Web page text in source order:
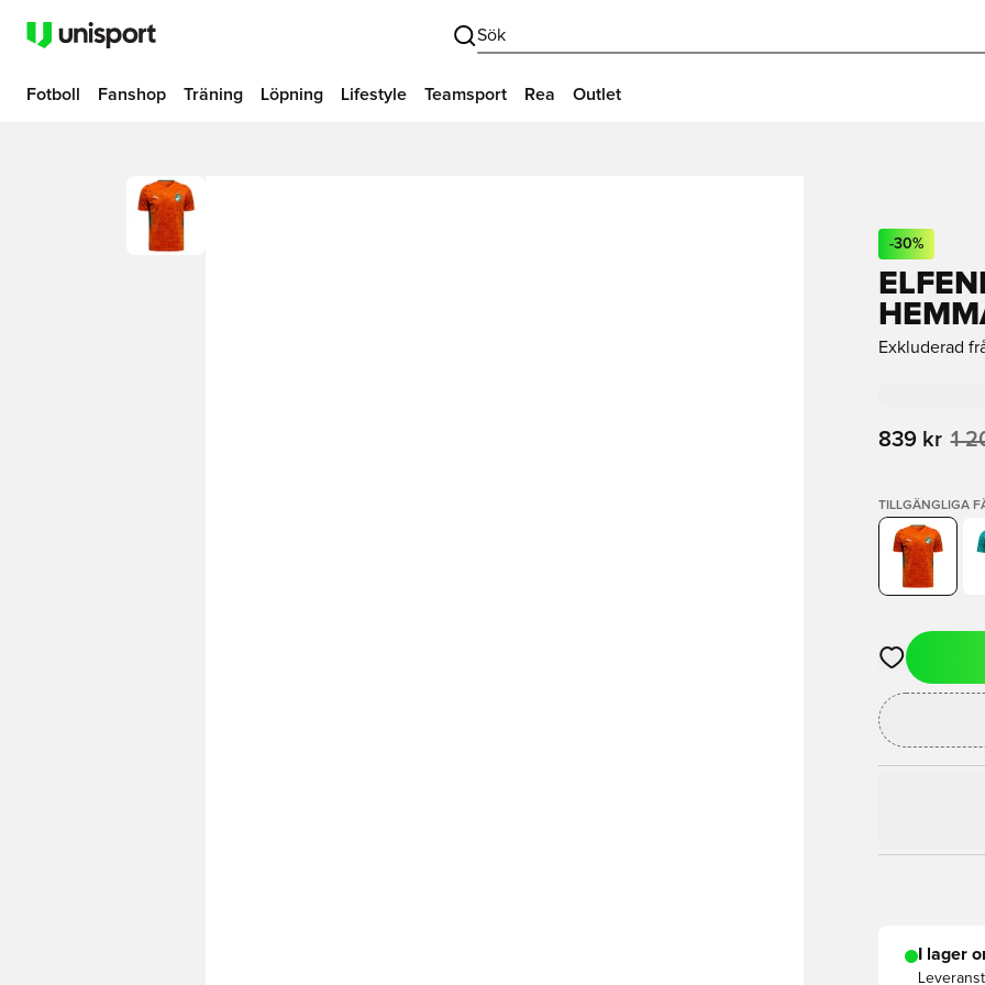
Sök
Fotboll Fanshop Träning Löpning Lifestyle Teamsport Rea Outlet
-30%
Exkluderad
839 kr 1
TILLGÄNGLIGA
Öppnar en
I lager